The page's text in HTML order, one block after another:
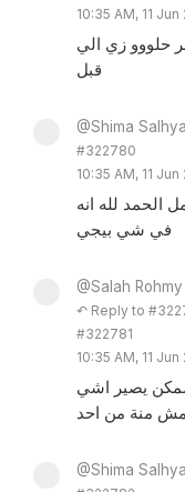
10:35 AM, 11 Jun
حلووو زي الي
قبل
@Shima
#322780
10:35 AM, 11 Jun
الحمد لله انه
في شي بيجي
@Salah Rohmy
↶ Reply to
#322781
10:35 AM, 11 Jun
يصير اشي
مش منة من احد
@Shima